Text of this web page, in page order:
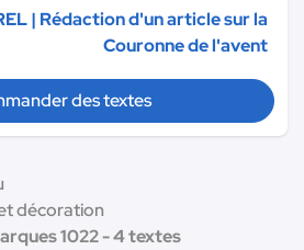
| Rédaction d'un article sur la
Couronne de l'avent
des textes
décoration
1022 - 4 textes